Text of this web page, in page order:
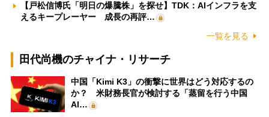
【戸松信博氏「明日の爆騰株」を探せ】TDK：AIインフラを支
えるキープレーヤー 成長の再評…
一覧を見る
田代尚機のチャイナ・リサーチ
中国「Kimi K3」の衝撃に世界はどう対応するの
か？ 米財務長官が検討する「蒸留を行う中国
AI…